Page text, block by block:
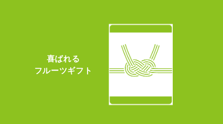
喜ばれる
フルーツギフト